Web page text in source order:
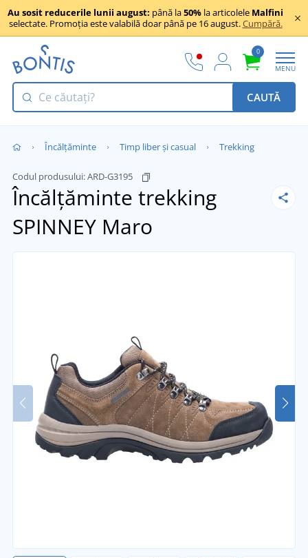
Au sosit reducerile lunii august: până la50% la articolele Malfini
selectate. Promoția este valabilă doar până pe 16 august.Cumpără.
0
MENU
CAUTĂ
Încălţăminte Timp liber și casual Trekking
Codul produsului:ARD-G3195
Încălțăminte trekking
SPINNEY Maro